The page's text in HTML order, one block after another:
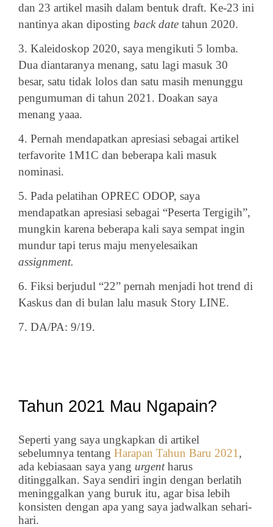
dan 23 artikel masih dalam bentuk draft. Ke-23 ini
nantinya akan diposting back date tahun 2020.
3. Kaleidoskop 2020, saya mengikuti 5 lomba.
Dua diantaranya menang, satu lagi masuk 30
besar, satu tidak lolos dan satu masih menunggu
pengumuman di tahun 2021. Doakan saya
menang yaaa.
4. Pernah mendapatkan apresiasi sebagai artikel
terfavorite 1M1C dan beberapa kali masuk
nominasi.
5. Pada pelatihan OPREC ODOP, saya
mendapatkan apresiasi sebagai “Peserta Tergigih”,
mungkin karena beberapa kali saya sempat ingin
mundur tapi terus maju menyelesaikan
assignment.
6. Fiksi berjudul “22” pernah menjadi hot trend di
Kaskus dan di bulan lalu masuk Story LINE.
7. DA/PA: 9/19.
Tahun 2021 Mau Ngapain?
Seperti yang saya ungkapkan di artikel
sebelumnya tentang Harapan Tahun Baru 2021 ,
ada kebiasaan saya yang urgentharus
ditinggalkan. Saya sendiri ingin dengan berlatih
meninggalkan yang buruk itu, agar bisa lebih
konsisten dengan apa yang saya jadwalkan sehari-
hari.